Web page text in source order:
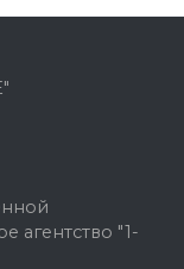
агентство "1-